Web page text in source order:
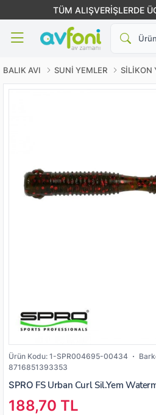
TÜM ALIŞVERİŞLERDE
BALIK AVI SUNİ YEMLER SİLİKON
Ürün Kodu: 1-SPR004695-00434
8716851393353
SPRO FS Urban Curl Sil.Yem
188,70 TL